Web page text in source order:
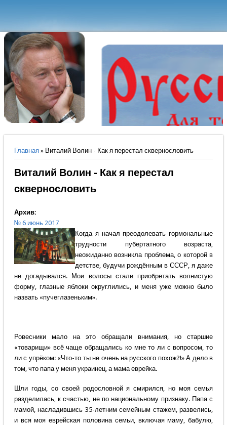
Вы здесь
Главная» Виталий Волин - Как я перестал сквернословить
Виталий Волин - Как я перестал
сквернословить
Архив:
№ 6 июнь 2017
Когда я начал преодолевать гормональные
трудности пубертатного возраста,
неожиданно возникла проблема, о которой в
детстве, будучи рождённым в СССР, я даже
не догадывался. Мои волосы стали приобретать волнистую
форму, глазные яблоки округлились, и меня уже можно было
назвать «пучеглазеньким».
Ровесники мало на это обращали внимания, но старшие
«товарищи» всё чаще обращались ко мне то ли с вопросом, то
ли с упрёком: «Что-то ты не очень на русского похож?!» А дело в
том, что папа у меня украинец, а мама еврейка.
Шли годы, со своей родословной я смирился, но моя семья
разделилась, к счастью, не по национальному признаку. Папа с
мамой, насладившись 35-летним семейным стажем, развелись,
и вся моя еврейская половина семьи, включая маму, бабулю,